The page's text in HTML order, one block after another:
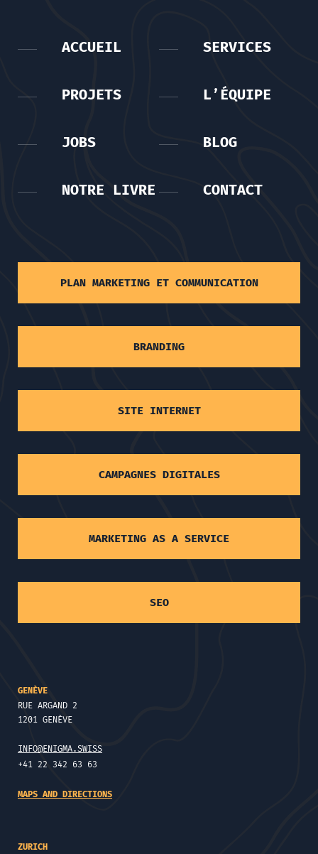
ACCUEIL SERVICES
PROJETS L’ÉQUIPE
JOBS BLOG
NOTRE LIVRE CONTACT
PLAN MARKETING ET COMMUNICATION
BRANDING
SITE INTERNET
CAMPAGNES DIGITALES
MARKETING AS A SERVICE
SEO
GENÈVE
RUE ARGAND 2
1201 GENÈVE
INFO@ENIGMA.SWISS
+41 22 342 63 63
MAPS AND DIRECTIONS
ZURICH